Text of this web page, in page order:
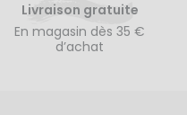
Livraison gratuite
En magasin dès 35 €
d’achat